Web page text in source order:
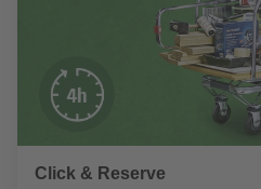
Click & Reserve